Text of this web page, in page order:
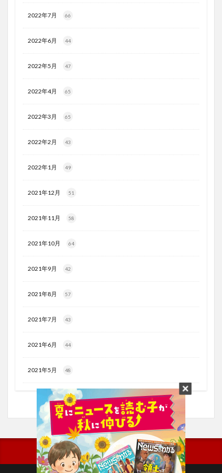
2022年7月 66
2022年6月 44
2022年5月 47
2022年4月 65
2022年3月 65
2022年2月 43
2022年1月 49
2021年12月 51
2021年11月 58
2021年10月 64
2021年9月 42
2021年8月 57
2021年7月 43
2021年6月 44
2021年5月 48